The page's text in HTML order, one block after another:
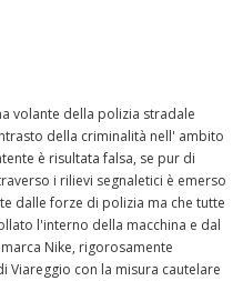
volante della polizia stradale
della criminalità nell' ambito
è risultata falsa, se pur di
i rilievi segnaletici è emerso
dalle forze di polizia ma che tutte
l'interno della macchina e dal
Nike, rigorosamente
Viareggio con la misura cautelare